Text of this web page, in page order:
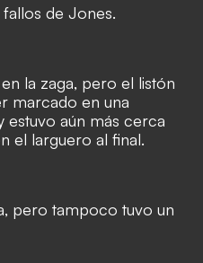
de Jones.
la zaga, pero el listón
marcado en una
estuvo aún más cerca
el larguero al final.
pero tampoco tuvo un